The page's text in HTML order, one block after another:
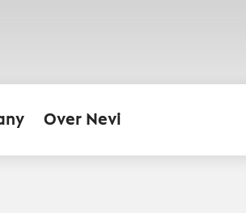
Over Nevi